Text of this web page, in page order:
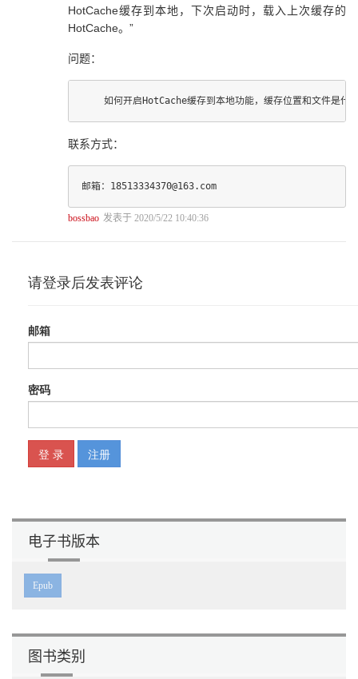
第5 章 运行管理域稳定性建设 187
5.2 体系化思考，高效解决运营商问题 197
HotCache缓存到本地，下次启动时，载入上次缓存的
HotCache。”
问题：
联系方式：
bossbao 发表于 2020/5/22 10:40:36
电子书版本
Epub
图书类别